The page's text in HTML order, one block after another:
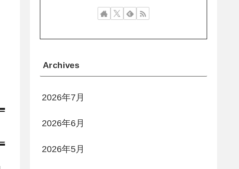
Archives
2026年7月
2026年6月
2026年5月